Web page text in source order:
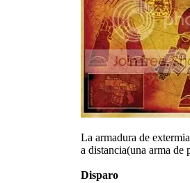
La armadura de
a distancia(una arma de
Disparo